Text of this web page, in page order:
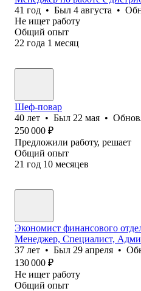
41 год • Был 4 августа •
Не ищет работу
Общий опыт
22 года 1 месяц
Шеф-повар
40 лет • Был 22 мая •
250 000 ₽
Предложили работу, решает
Общий опыт
21 год 10 месяцев
Экономист финансового
Менеджер, Специалист,
37 лет • Был 29 апреля •
130 000 ₽
Не ищет работу
Общий опыт